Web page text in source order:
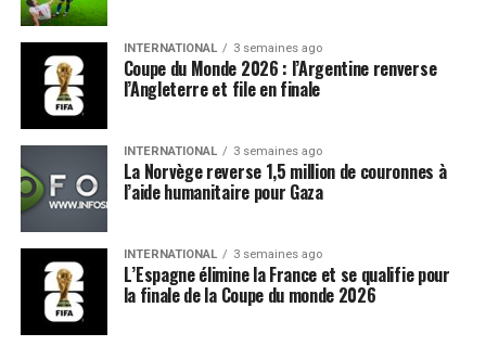
INTERNATIONAL 3 semaines ago
Coupe du Monde 2026 : l’Argentine renverse
l’Angleterre et file en finale
INTERNATIONAL 3 semaines ago
La Norvège reverse 1,5 million de couronnes à
l’aide humanitaire pour Gaza
INTERNATIONAL 3 semaines ago
L’Espagne élimine la France et se qualifie pour
la finale de la Coupe du monde 2026